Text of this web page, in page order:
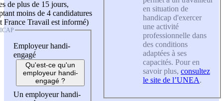
de plus de 15 jours,
moins de 4 candidatures
France Travail est informé)
Employeur handi-
engagé
Qu'est-ce qu'un
employeur handi-
engagé ?
Un employeur handi-
en situation de
handicap d'exercer
une activité
professionnelle dans
des conditions
adaptées à ses
capacités. Pour en
savoir plus, consultez
le site de l’UNEA.